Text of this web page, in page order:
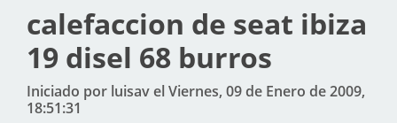
calefaccion de seat ibiza
19 disel 68 burros
Iniciado por luisav el Viernes, 09 de Enero de 2009,
18:51:31